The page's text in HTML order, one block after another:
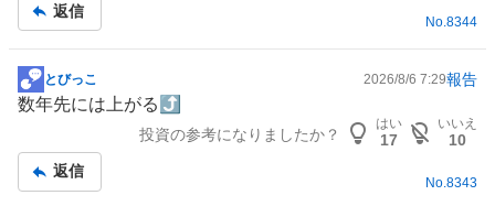
返信
No.8344
掲
示
事
とびっこ 2026/8/6 7:29報告
数年先には上がる⤴️
投資の参考になりましたか？
はい
17
いいえ
10
返信
No. 8343